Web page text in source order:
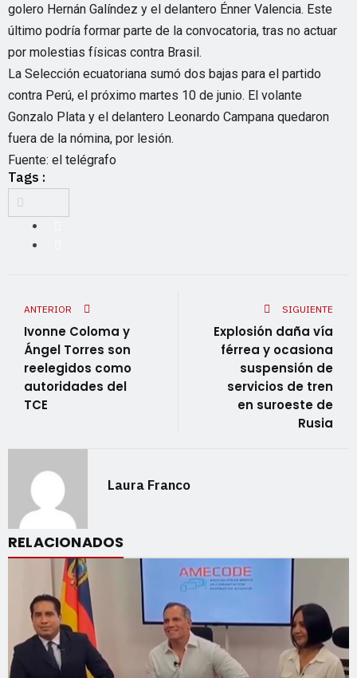
golero Hernán Galíndez y el delantero Énner Valencia. Este
último podría formar parte de la convocatoria, tras no actuar
por molestias físicas contra Brasil.
La Selección ecuatoriana sumó dos bajas para el partido
contra Perú, el próximo martes 10 de junio. El volante
Gonzalo Plata y el delantero Leonardo Campana quedaron
fuera de la nómina, por lesión.
Fuente: el telégrafo
Tags :
ANTERIOR
Ivonne Coloma y
Ángel Torres son
reelegidos como
autoridades del
TCE
SIGUIENTE
Explosión daña vía
férrea y ocasiona
suspensión de
servicios de tren
en suroeste de
Rusia
Laura Franco
RELACIONADOS